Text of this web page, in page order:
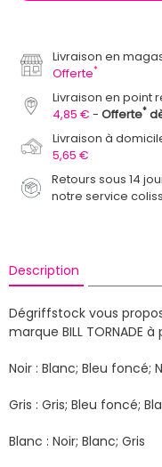
Livraison en
Offerte*
Livraison en point
4,85 €
Offerte*
Livraison à
5,65 €
Retours sous 14
notre service
Description
Dégriffstock vous
marque BILL TORNADE
Noir : Blanc; Bleu foncé;
Gris : Gris; Bleu foncé;
Blanc : Noir; Blanc; Gris